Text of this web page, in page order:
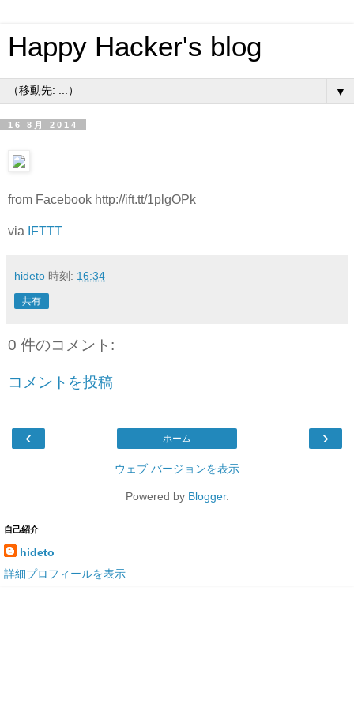
Happy Hacker's blog
▼
16 8月 2014
from Facebook http://ift.tt/1plgOPk
via IFTTT
hideto 時刻: 16:34
共有
0 件のコメント:
コメントを投稿
‹ ›
ホーム
ウェブ バージョンを表示
Powered by Blogger.
自己紹介
hideto
詳細プロフィールを表示